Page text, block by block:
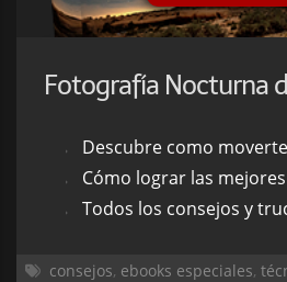
Descubre como moverte en la
Cómo lograr las
Todos los consejos y trucos para lanzarte al mundo de
consejos, ebooks especiales,